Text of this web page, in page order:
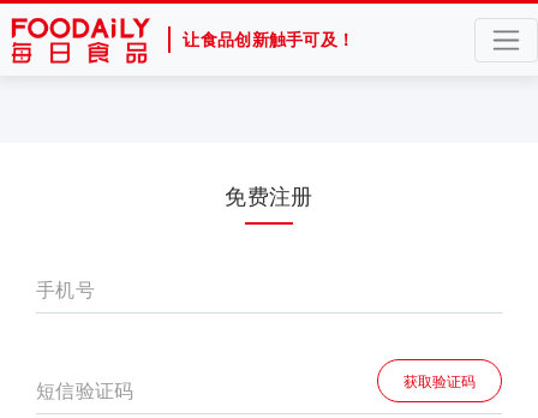
让食品创新触手可及！
免费注册
手机号
短信验证码 获取验证码